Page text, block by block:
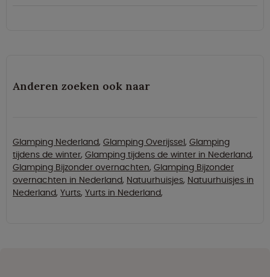
Anderen zoeken ook naar
Glamping Nederland, Glamping Overijssel, Glamping
tijdens de winter, Glamping tijdens de winter in Nederland,
Glamping Bijzonder overnachten, Glamping Bijzonder
overnachten in Nederland, Natuurhuisjes, Natuurhuisjes in
Nederland, Yurts, Yurts in Nederland,